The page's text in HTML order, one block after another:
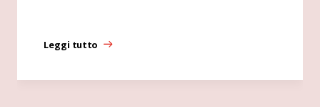
Leggi tutto